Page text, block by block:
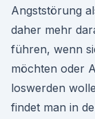
Angststörung
daher mehr
führen, wenn
möchten oder
loswerden
findet man in